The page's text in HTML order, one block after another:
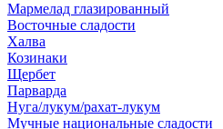
Мармелад глазированный
Восточные сладости
Халва
Козинаки
Щербет
Парварда
Нуга/лукум/рахат-лукум
Мучные национальные сладости